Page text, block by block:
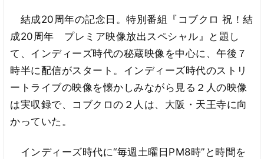
結成20周年の記念日。特別番組『コブクロ 祝！結
成20周年 プレミア映像放出スペシャル』と題し
て、インディーズ時代の秘蔵映像を中心に、午後７
時半に配信がスタート。インディーズ時代のストリ
ートライブの映像を懐かしみながら見る２人の映像
は実収録で、コブクロの２人は、大阪・天王寺に向
かっていた。
インディーズ時代に“毎週土曜日PM8時”と時間を